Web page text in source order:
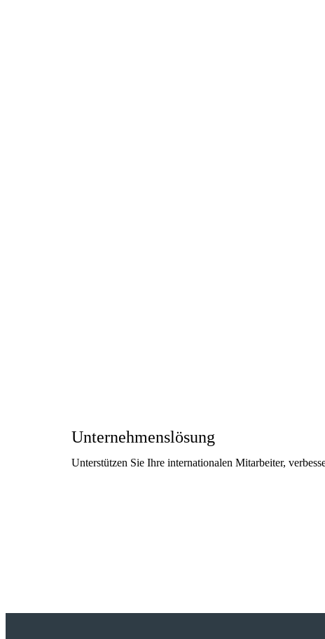
Unternehmenslösung
Unterstützen Sie Ihre internationalen Mitarbeiter,